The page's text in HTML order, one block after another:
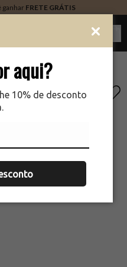
aqui?
10% de desconto
ganhar FRETE GRÁTIS